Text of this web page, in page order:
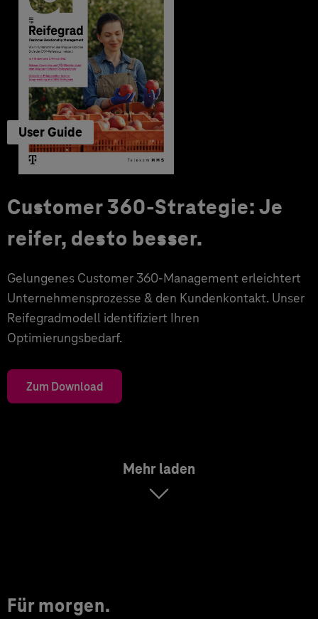
User Guide
Customer 360-Strategie: Je
reifer, desto besser.
Gelungenes Customer 360-Management erleichtert
Unternehmensprozesse & den Kundenkontakt. Unser
Reifegradmodell identifiziert Ihren
Optimierungsbedarf.
Zum Download
Mehr laden
Für morgen.